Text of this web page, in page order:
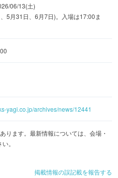
06/13(土)
5月31日、6月7日)。入場は17:00ま
yagi.co.jp/archives/news/12441
ります。最新情報については、会場・
。
掲載情報の誤記載を報告する